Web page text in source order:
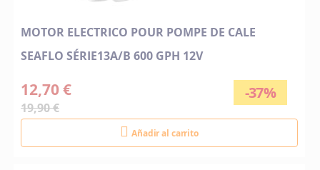
MOTOR ELECTRICO POUR POMPE DE CALE
SEAFLO SÉRIE13A/B 600 GPH 12V
-37%
12,70 €
19,90 €
Añadir al carrito